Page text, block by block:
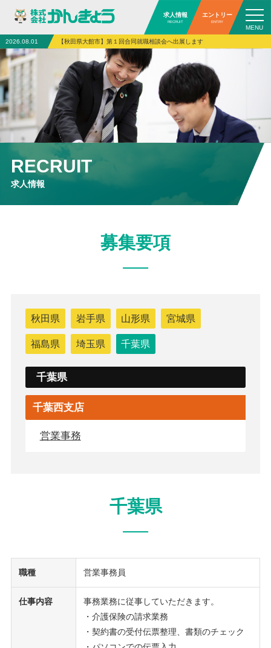
求人情報
RECRUIT
エントリー
ENTRY
2026.08.01 【秋田県大館市】第１回合同就職相談会へ出展します
RECRUIT
求人情報
募集要項
秋田県 岩手県 山形県 宮城県
福島県 埼玉県 千葉県
千葉県
千葉西支店
営業事務
千葉県
職種 営業事務員
仕事内容
事務業務に従事していただきます。
・介護保険の請求業務
・契約書の受付伝票整理、書類のチェック